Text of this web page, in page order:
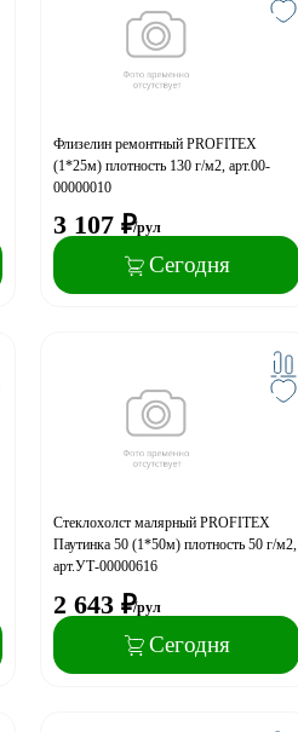
Флизелин ремонтный PROFITEX
(1*25м) плотность 130 г/м2, арт.00-
00000010
3 107 ₽/рул
Сегодня
Стеклохолст малярный PROFITEX
Паутинка 50 (1*50м) плотность 50 г/м2,
арт.УТ-00000616
2 643 ₽/рул
Сегодня